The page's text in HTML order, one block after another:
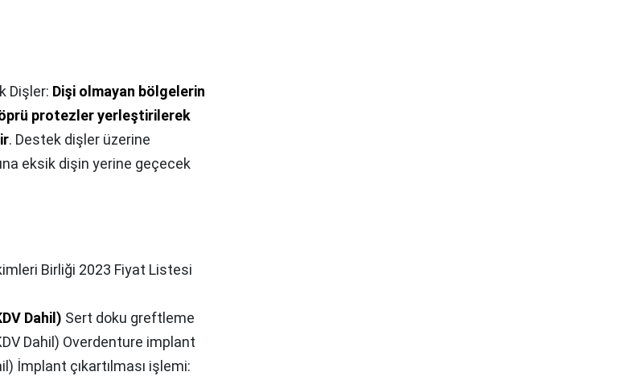
Dişler: Dişi olmayan bölgelerin
protezler yerleştirilerek
. Destek dişler üzerine
eksik dişin yerine geçecek
Birliği 2023 Fiyat Listesi
Dahil) Sert doku greftleme
Dahil) Overdenture implant
İmplant çıkartılması işlemi: